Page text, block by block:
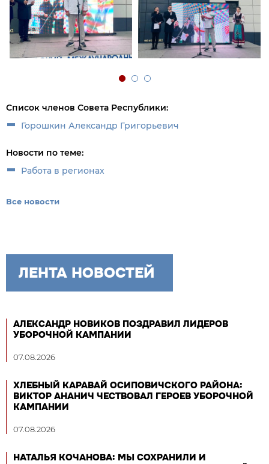
Список членов Совета Республики:
Горошкин Александр Григорьевич
Новости по теме:
Работа в регионах
Все новости
ЛЕНТА НОВОСТЕЙ
АЛЕКСАНДР НОВИКОВ ПОЗДРАВИЛ ЛИДЕРОВ
УБОРОЧНОЙ КАМПАНИИ
07.08.2026
ХЛЕБНЫЙ КАРАВАЙ ОСИПОВИЧСКОГО РАЙОНА:
ВИКТОР АНАНИЧ ЧЕСТВОВАЛ ГЕРОЕВ УБОРОЧНОЙ
КАМПАНИИ
07.08.2026
НАТАЛЬЯ КОЧАНОВА: МЫ СОХРАНИЛИ И